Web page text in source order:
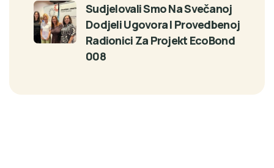
Sudjelovali Smo Na Svečanoj
Dodjeli Ugovora I Provedbenoj
Radionici Za Projekt EcoBond
008